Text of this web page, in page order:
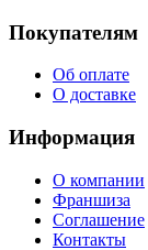
Покупателям
Об оплате
О доставке
Информация
О компании
Франшиза
Соглашение
Контакты